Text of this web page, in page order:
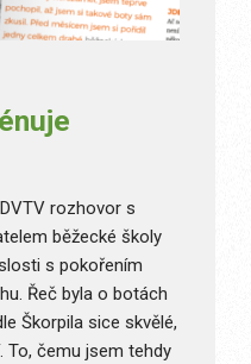
rozhovor s
běžecké školy
s pokořením
Řeč byla o botách
Škorpila sice skvělé,
To, čemu jsem tehdy